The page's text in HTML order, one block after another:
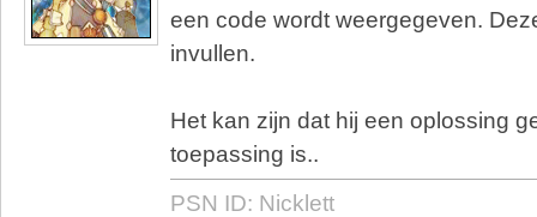
een code wordt weergegeven.
invullen.
Het kan zijn dat hij een oplossing
toepassing is..
PSN ID: Nicklett